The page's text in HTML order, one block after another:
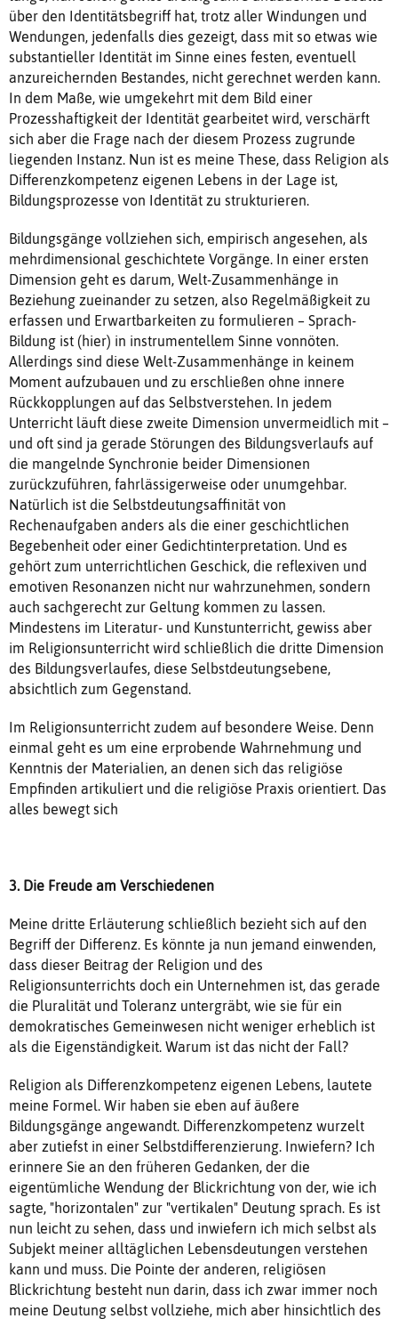
über den Identitätsbegriff hat, trotz aller Windungen und
Wendungen, jedenfalls dies gezeigt, dass mit so etwas wie
substantieller Identität im Sinne eines festen, eventuell
anzureichernden Bestandes, nicht gerechnet werden kann.
In dem Maße, wie umgekehrt mit dem Bild einer
Prozesshaftigkeit der Identität gearbeitet wird, verschärft
sich aber die Frage nach der diesem Prozess zugrunde
liegenden Instanz. Nun ist es meine These, dass Religion als
Differenzkompetenz eigenen Lebens in der Lage ist,
Bildungsprozesse von Identität zu strukturieren.
Bildungsgänge vollziehen sich, empirisch angesehen, als
mehrdimensional geschichtete Vorgänge. In einer ersten
Dimension geht es darum, Welt-Zusammenhänge in
Beziehung zueinander zu setzen, also Regelmäßigkeit zu
erfassen und Erwartbarkeiten zu formulieren – Sprach-
Bildung ist (hier) in instrumentellem Sinne vonnöten.
Allerdings sind diese Welt-Zusammenhänge in keinem
Moment aufzubauen und zu erschließen ohne innere
Rückkopplungen auf das Selbstverstehen. In jedem
Unterricht läuft diese zweite Dimension unvermeidlich mit –
und oft sind ja gerade Störungen des Bildungsverlaufs auf
die mangelnde Synchronie beider Dimensionen
zurückzuführen, fahrlässigerweise oder unumgehbar.
Natürlich ist die Selbstdeutungsaffinität von
Rechenaufgaben anders als die einer geschichtlichen
Begebenheit oder einer Gedichtinterpretation. Und es
gehört zum unterrichtlichen Geschick, die reflexiven und
emotiven Resonanzen nicht nur wahrzunehmen, sondern
auch sachgerecht zur Geltung kommen zu lassen.
Mindestens im Literatur- und Kunstunterricht, gewiss aber
im Religionsunterricht wird schließlich die dritte Dimension
des Bildungsverlaufes, diese Selbstdeutungsebene,
absichtlich zum Gegenstand.
Im Religionsunterricht zudem auf besondere Weise. Denn
einmal geht es um eine erprobende Wahrnehmung und
Kenntnis der Materialien, an denen sich das religiöse
Empfinden artikuliert und die religiöse Praxis orientiert. Das
alles bewegt sich
3. Die Freude am Verschiedenen
Meine dritte Erläuterung schließlich bezieht sich auf den
Begriff der Differenz. Es könnte ja nun jemand einwenden,
dass dieser Beitrag der Religion und des
Religionsunterrichts doch ein Unternehmen ist, das gerade
die Pluralität und Toleranz untergräbt, wie sie für ein
demokratisches Gemeinwesen nicht weniger erheblich ist
als die Eigenständigkeit. Warum ist das nicht der Fall?
Religion als Differenzkompetenz eigenen Lebens, lautete
meine Formel. Wir haben sie eben auf äußere
Bildungsgänge angewandt. Differenzkompetenz wurzelt
aber zutiefst in einer Selbstdifferenzierung. Inwiefern? Ich
erinnere Sie an den früheren Gedanken, der die
eigentümliche Wendung der Blickrichtung von der, wie ich
sagte, "horizontalen" zur "vertikalen" Deutung sprach. Es ist
nun leicht zu sehen, dass und inwiefern ich mich selbst als
Subjekt meiner alltäglichen Lebensdeutungen verstehen
kann und muss. Die Pointe der anderen, religiösen
Blickrichtung besteht nun darin, dass ich zwar immer noch
meine Deutung selbst vollziehe, mich aber hinsichtlich des